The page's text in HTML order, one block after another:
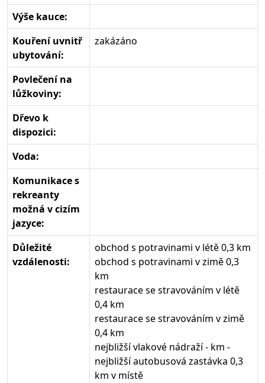
Výše kauce:
Kouření uvnitř
ubytování:
zakázáno
Povlečení na
lůžkoviny:
Dřevo k
dispozici:
Voda:
Komunikace s
rekreanty
možná v cizím
jazyce:
Důležité
vzdálenosti:
obchod s potravinami v létě 0,3 km
obchod s potravinami v zimě 0,3
km
restaurace se stravováním v létě
0,4 km
restaurace se stravováním v zimě
0,4 km
nejbližší vlakové nádraží - km -
nejbližší autobusová zastávka 0,3
km v místě